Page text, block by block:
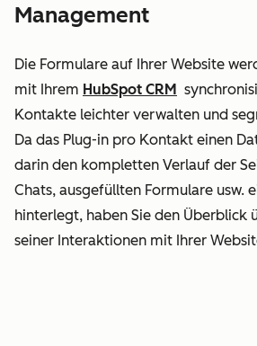
Management
Die Formulare auf Ihrer Website
mit Ihrem HubSpot CRM
Kontakte leichter verwalten und
Da das Plug-in pro Kontakt einen
darin den kompletten Verlauf der
Chats, ausgefüllten Formulare usw.
hinterlegt, haben Sie den Überblick
seiner Interaktionen mit Ihrer